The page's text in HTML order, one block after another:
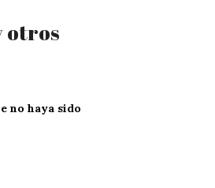
otros
no haya sido